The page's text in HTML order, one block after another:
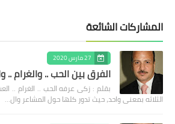
المشاركات الشائعة
27 مارس 2020
الفرق بين الحب .. والغرام
بقلم : زكى عرفه الحب .. الغرام ..
الثلاثه بمعنى واحد، حيث تدور كلها حول المشاعر وال…